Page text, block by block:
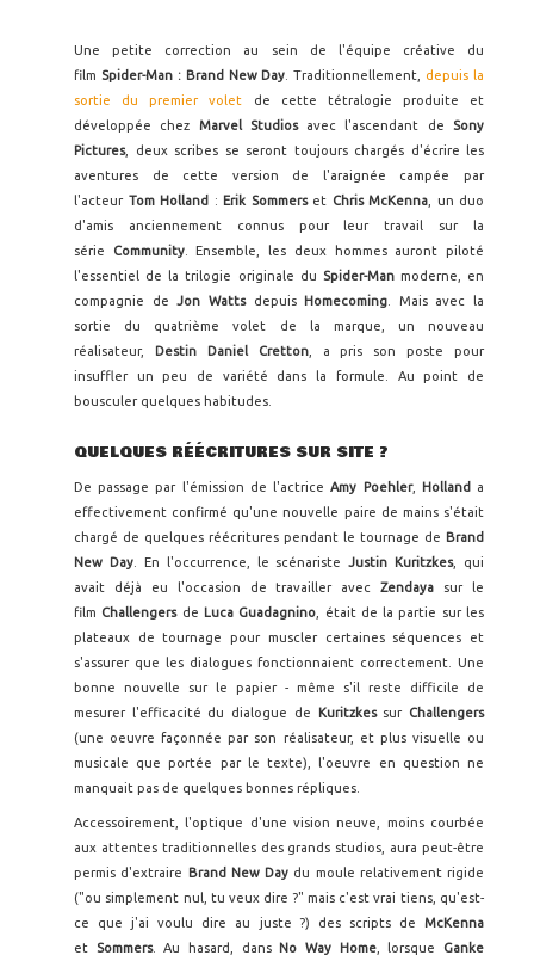
Une petite correction au sein de l'équipe créative du
film Spider-Man : Brand New Day . Traditionnellement, depuis la
sortie du premier volet de cette tétralogie produite et
développée chez Marvel Studiosavec l'ascendant de Sony
Pictures, deux scribes se seront toujours chargés d'écrire les
aventures de cette version de l'araignée campée par
l'acteur Tom Holland : Erik Sommerset Chris McKenna , un duo
d'amis anciennement connus pour leur travail sur la
série
Community. Ensemble, les deux hommes auront piloté
l'essentiel de la trilogie originale du Spider-Manmoderne, en
compagnie deJon Wattsdepuis Homecoming . Mais avec la
sortie du quatrième volet de la marque, un nouveau
réalisateur, Destin Daniel Cretton, a pris son poste pour
insuffler un peu de variété dans la formule. Au point de
bousculer quelques habitudes.
QUELQUES RÉÉCRITURES SUR SITE ?
De passage par l'émission de l'actriceAmy Poehler, Holland
a
effectivement confirmé qu'une nouvelle paire de mains s'était
chargé de quelques réécritures pendant le tournage de Brand
New Day. En l'occurrence, le scénaristeJustin Kuritzkes, qui
avait déjà eu l'occasion de travailler avecZendaya sur le
film Challengersde Luca Guadagnino , était de la partie sur les
plateaux de tournage pour muscler certaines séquences et
s'assurer que les dialogues fonctionnaient correctement. Une
bonne nouvelle sur le papier - même s'il reste difficile de
mesurer l'efficacité du dialogue de
Kuritzkessur Challengers
(une oeuvre façonnée par son réalisateur, et plus visuelle ou
musicale que portée par le texte), l'oeuvre en question ne
manquait pas de quelques bonnes répliques.
Accessoirement, l'optique d'une vision neuve, moins courbée
aux attentes traditionnelles des grands studios, aura peut-être
permis d'extraire
Brand New Day du moule relativement rigide
("ou simplement nul, tu veux dire ?" mais c'est vrai tiens, qu'est-
ce que j'ai voulu dire au juste ?) des scripts de McKenna
et
Sommers. Au hasard, dans No Way Home, lorsque Ganke